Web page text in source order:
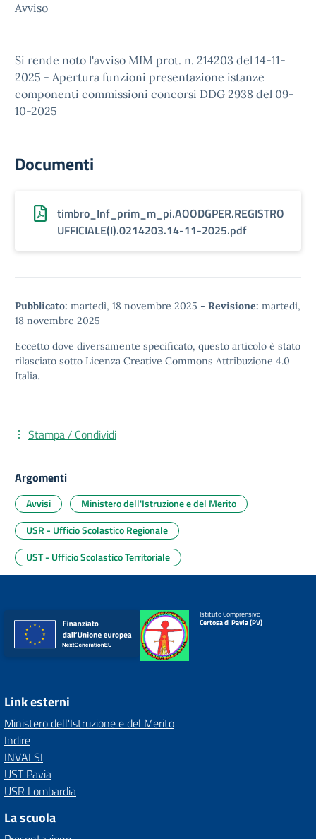
Avviso
Si rende noto l'avviso MIM prot. n. 214203 del 14-11-
2025 - Apertura funzioni presentazione istanze
componenti commissioni concorsi DDG 2938 del 09-
10-2025
Documenti
timbro_Inf_prim_m_pi.AOODGPER.REGISTRO
UFFICIALE(I).0214203.14-11-2025.pdf
Pubblicato: martedì, 18 novembre 2025 - Revisione: martedì,
18 novembre 2025
Eccetto dove diversamente specificato, questo articolo è stato
rilasciato sotto Licenza Creative Commons Attribuzione 4.0
Italia.
Stampa / Condividi
Argomenti
Avvisi
Ministero dell'Istruzione e del Merito
USR - Ufficio Scolastico Regionale
UST - Ufficio Scolastico Territoriale
Istituto Comprensivo
Certosa di Pavia (PV)
Link esterni
Ministero dell'Istruzione e del Merito
Indire
INVALSI
UST Pavia
USR Lombardia
La scuola